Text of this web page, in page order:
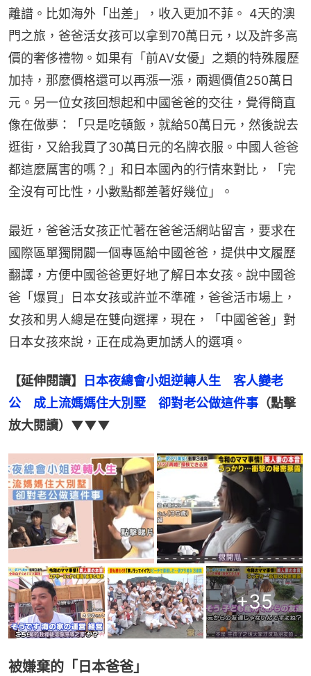
離譜。比如海外「出差」，收入更加不菲。 4天的澳
門之旅，爸爸活女孩可以拿到70萬日元，以及許多高
價的奢侈禮物。如果有「前AV女優」之類的特殊履歷
加持，那麼價格還可以再漲一漲，兩週價值250萬日
元。另一位女孩回想起和中國爸爸的交往，覺得簡直
像在做夢：「只是吃頓飯，就給50萬日元，然後說去
逛街，又給我買了30萬日元的名牌衣服。中國人爸爸
都這麼厲害的嗎？」和日本國內的行情來對比，「完
全沒有可比性，小數點都差著好幾位」。
最近，爸爸活女孩正忙著在爸爸活網站留言，要求在
國際區單獨開闢一個專區給中國爸爸，提供中文履歷
翻譯，方便中國爸爸更好地了解日本女孩。說中國爸
爸「爆買」日本女孩或許並不準確，爸爸活市場上，
女孩和男人總是在雙向選擇，現在，「中國爸爸」對
日本女孩來說，正在成為更加誘人的選項。
【延伸閱讀】
日本夜總會小姐逆轉人生　客人變老
公　成上流媽媽住大別墅　卻對老公做這件事 （點擊
放大閱讀）▼▼▼
+35
被嫌棄的「日本爸爸」